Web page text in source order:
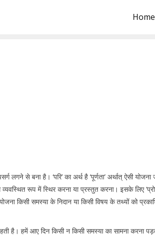
Home
लगने से बना है। ‘परि’ का अर्थ है ‘पूर्णता’ अर्थात् ऐसी
व्यवस्थित रूप में स्थिर करना या प्रस्तुत करना। इसके लिए
किसी समस्या के निदान या किसी विषय के तथ्यों को
है। हमें आए दिन किसी न किसी समस्या का सामना